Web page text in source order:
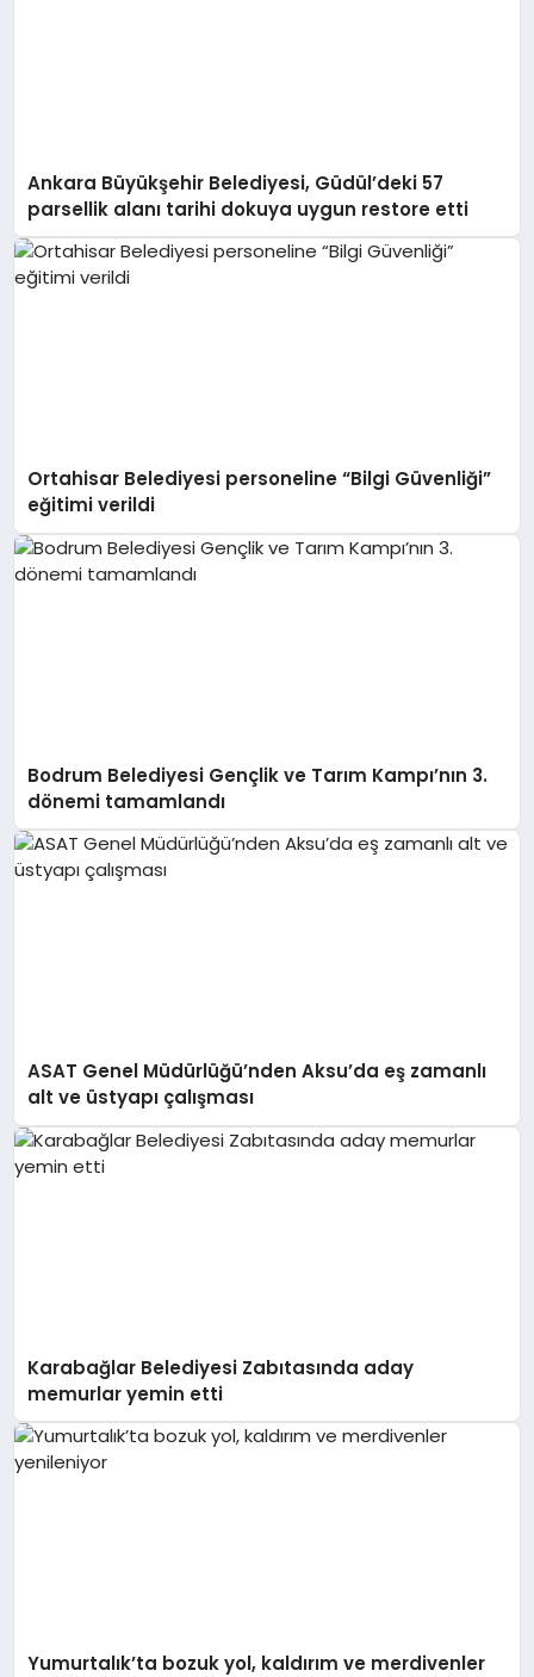
Ankara Büyükşehir Belediyesi, Güdül’deki 57
parsellik alanı tarihi dokuya uygun restore etti
Ortahisar Belediyesi personeline “Bilgi Güvenliği”
eğitimi verildi
Bodrum Belediyesi Gençlik ve Tarım Kampı’nın 3.
dönemi tamamlandı
ASAT Genel Müdürlüğü’nden Aksu’da eş zamanlı
alt ve üstyapı çalışması
Karabağlar Belediyesi Zabıtasında aday
memurlar yemin etti
Yumurtalık’ta bozuk yol, kaldırım ve merdivenler